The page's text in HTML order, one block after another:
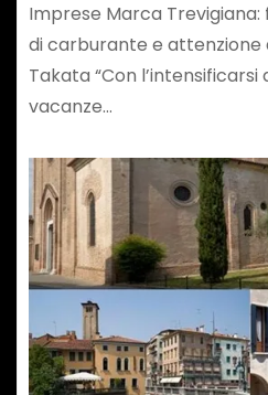
Imprese Marca Trevigiana:
di carburante e attenzione
Takata “Con
vacanze…